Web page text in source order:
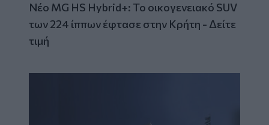
Νέο MG HS Hybrid+: Το οικογενειακό SUV
των 224 ίππων έφτασε στην Κρήτη - Δείτε
τιμή